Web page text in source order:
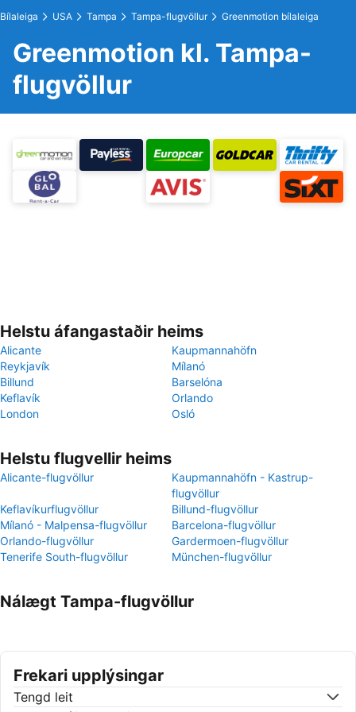
Bílaleiga USA Tampa Tampa-flugvöllur Greenmotion bílaleiga
Greenmotion kl. Tampa-
flugvöllur
Helstu áfangastaðir heims
Alicante
Kaupmannahöfn
Reykjavík
Mílanó
Billund
Barselóna
Keflavík
Orlando
London
Osló
Helstu flugvellir heims
Alicante-flugvöllur
Kaupmannahöfn - Kastrup-
flugvöllur
Keflavíkurflugvöllur
Billund-flugvöllur
Mílanó - Malpensa-flugvöllur
Barcelona-flugvöllur
Orlando-flugvöllur
Gardermoen-flugvöllur
Tenerife South-flugvöllur
München-flugvöllur
Nálægt Tampa-flugvöllur
Frekari upplýsingar
Tengd leit